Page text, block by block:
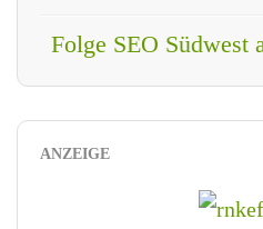
Folge SEO Südwest
ANZEIGE